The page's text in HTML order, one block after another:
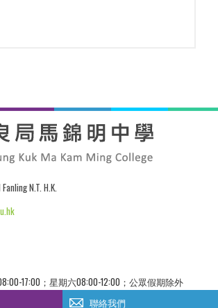
N.T. H.K.
17:00；星期六08:00-12:00；公眾假期除外
聯絡我們